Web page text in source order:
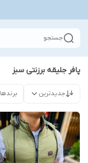
جستجو
پافر جلیقه برزنتی سبز
جدیدترین برندها